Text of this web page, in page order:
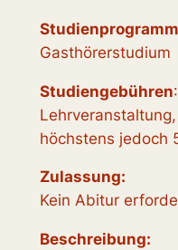
Gasthörerstudium
Studiengebühren
höchstens jedoch
Zulassung:
Kein Abitur
Beschreibung: